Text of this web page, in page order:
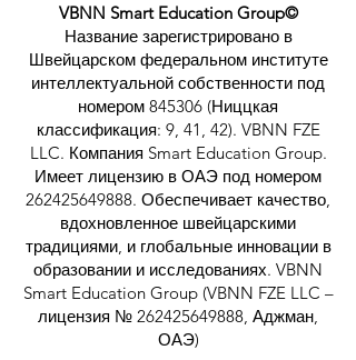
VBNN Smart Education Group©
Название зарегистрировано в
Швейцарском федеральном институте
интеллектуальной собственности под
номером 845306 (Ниццкая
классификация: 9, 41, 42). VBNN FZE
LLC. Компания Smart Education Group.
Имеет лицензию в ОАЭ под номером
262425649888. Обеспечивает качество,
вдохновленное швейцарскими
традициями, и глобальные инновации в
образовании и исследованиях. VBNN
Smart Education Group (VBNN FZE LLC –
лицензия № 262425649888 , Аджман,
ОАЭ)